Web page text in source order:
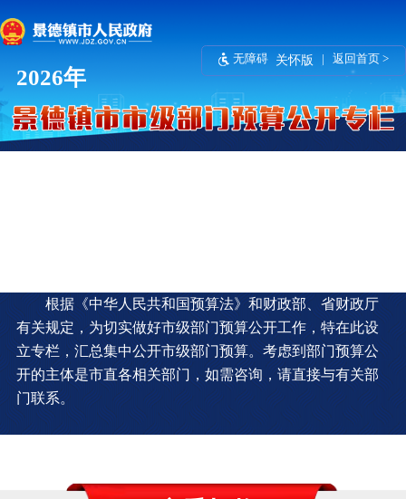
无障碍 关怀版 返回首页 >
2026年
根据《中华人民共和国预算法》和财政部、省财政厅
有关规定，为切实做好市级部门预算公开工作，特在此设
立专栏，汇总集中公开市级部门预算。考虑到部门预算公
开的主体是市直各相关部门，如需咨询，请直接与有关部
门联系。